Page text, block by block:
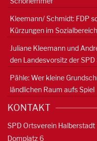
Kleemann/ Schmidt: FDP
Kürzungen im
Juliane Kleemann und
den Landesvorsitz der
Pähle: Wer kleine
ländlichen Raum aufs Spiel
KONTAKT
SPD Ortsverein Halberstadt
Domplatz 6